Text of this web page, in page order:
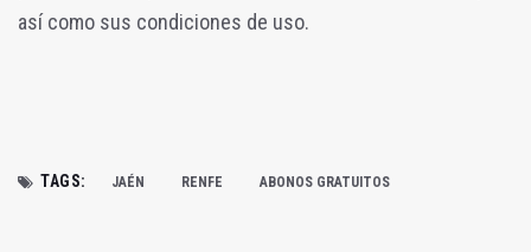
así como sus condiciones de uso.
TAGS: JAÉN RENFE ABONOS GRATUITOS